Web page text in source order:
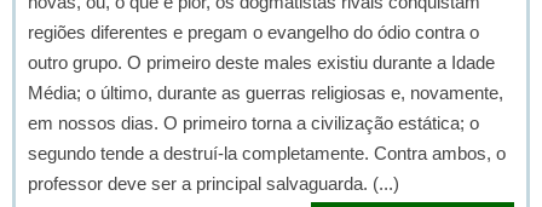
regiões diferentes e pregam o evangelho do ódio contra o
outro grupo. O primeiro deste males existiu durante a Idade
Média; o último, durante as guerras religiosas e, novamente,
em nossos dias. O primeiro torna a civilização estática; o
segundo tende a destruí-la completamente. Contra ambos, o
professor deve ser a principal salvaguarda. (...)